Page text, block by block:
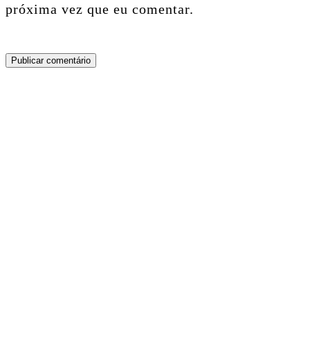
próxima vez que eu comentar.